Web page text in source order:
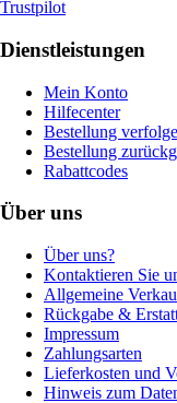
Trustpilot
Dienstleistungen
Mein Konto
Hilfecenter
Bestellung
Bestellung
Rabattcodes
Über uns
Über uns?
Kontaktieren Sie
Allgemeine
Rückgabe &
Impressum
Zahlungsarten
Lieferkosten und
Hinweis zum